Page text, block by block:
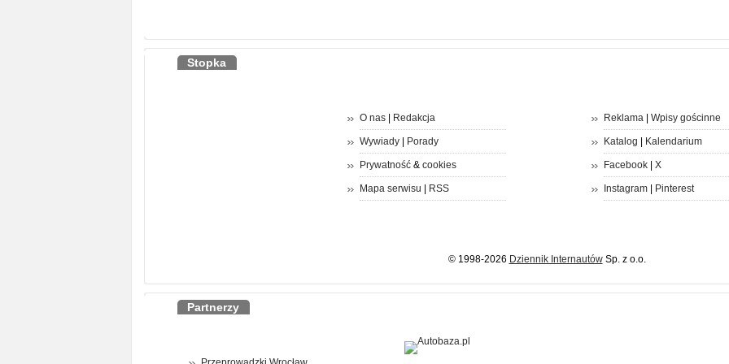
Stopka
O nas| Redakcja
Wywiady| Porady
Prywatność& cookies
Mapa serwisu RSS
Reklama| Wpisy gościnne
Katalog Kalendarium
Facebook| X
Instagram| Pinterest
© 1998-2026 Dziennik InternautówSp. z o.o.
Partnerzy